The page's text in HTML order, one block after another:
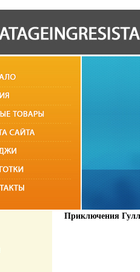
Приключения